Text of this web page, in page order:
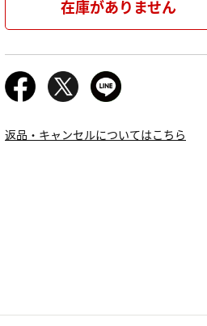
在庫がありません
返品・キャンセルについてはこちら